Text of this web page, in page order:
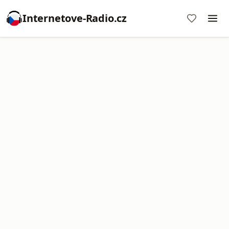
Internetove-Radio.cz